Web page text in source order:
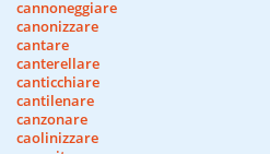
cannoneggiare
canonizzare
cantare
canterellare
canticchiare
cantilenare
canzonare
caolinizzare